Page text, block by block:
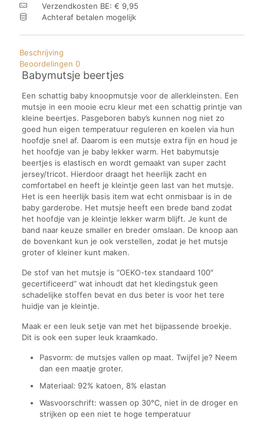
Verzendkosten BE: € 9,95
Achteraf betalen mogelijk
Beschrijving
Beoordelingen 0
Babymutsje beertjes
Een schattig baby knoopmutsje voor de allerkleinsten. Een
mutsje in een mooie ecru kleur met een schattig printje van
kleine beertjes. Pasgeboren baby’s kunnen nog niet zo
goed hun eigen temperatuur reguleren en koelen via hun
hoofdje snel af. Daarom is een mutsje extra fijn en houd je
het hoofdje van je baby lekker warm. Het babymutsje
beertjes is elastisch en wordt gemaakt van super zacht
jersey/tricot. Hierdoor draagt het heerlijk zacht en
comfortabel en heeft je kleintje geen last van het mutsje.
Het is een heerlijk basis item wat echt onmisbaar is in de
baby garderobe. Het mutsje heeft een brede band zodat
het hoofdje van je kleintje lekker warm blijft. Je kunt de
band naar keuze smaller en breder omslaan. De knoop aan
de bovenkant kun je ook verstellen, zodat je het mutsje
groter of kleiner kunt maken.
De stof van het mutsje is “OEKO-tex standaard 100″
gecertificeerd” wat inhoudt dat het kledingstuk geen
schadelijke stoffen bevat en dus beter is voor het tere
huidje van je kleintje.
Maak er een leuk setje van met het bijpassende broekje.
Dit is ook een super leuk kraamkado.
Pasvorm: de mutsjes vallen op maat. Twijfel je? Neem
dan een maatje groter.
Materiaal: 92% katoen, 8% elastan
Wasvoorschrift: wassen op 30℃, niet in de droger en
strijken op een niet te hoge temperatuur